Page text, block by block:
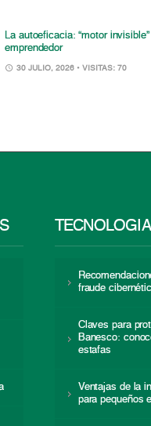
La autoeficacia: “motor invisible”
emprendedor
30 JULIO, 2026 • VISITAS: 70
TECNOLOGÍA
fraude
Claves para
Banesco:
estafas
Ventajas de la
para pequeños